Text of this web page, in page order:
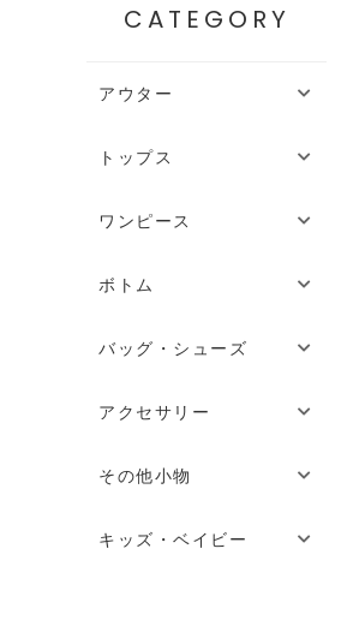
CATEGORY
アウター
トップス
ワンピース
ボトム
バッグ・シューズ
アクセサリー
その他小物
キッズ・ベイビー